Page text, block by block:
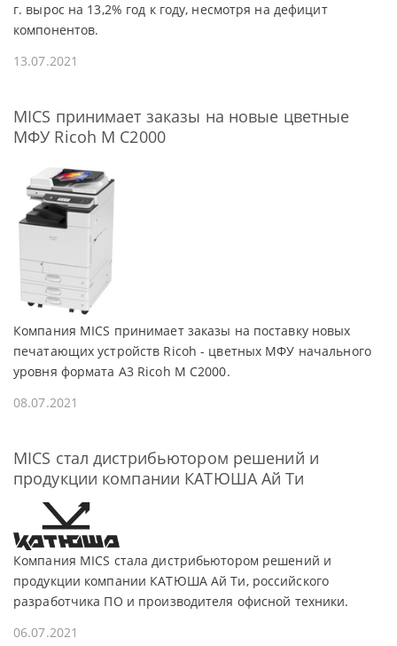
г. вырос на 13,2% год к году, несмотря на дефицит
компонентов.
13.07.2021
MICS принимает заказы на новые цветные
МФУ Ricoh M C2000
Компания MICS принимает заказы на поставку новых
печатающих устройств Ricoh - цветных МФУ начального
уровня формата А3 Ricoh M C2000.
08.07.2021
MICS стал дистрибьютором решений и
продукции компании КАТЮША Ай Ти
Компания MICS стала дистрибьютором решений и
продукции компании КАТЮША Ай Ти, российского
разработчика ПО и производителя офисной техники.
06.07.2021